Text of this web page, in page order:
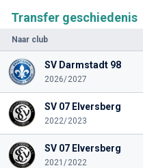
Transfer geschiedenis
Naar club
SV Darmstadt 98
2026/2027
SV 07 Elversberg
2022/2023
SV 07 Elversberg
2021/2022